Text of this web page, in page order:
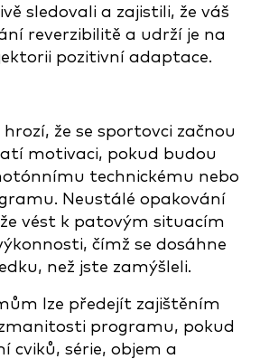
sledovali a zajistili, že váš
reverzibilitě a udrží je na
pozitivní adaptace.
že se sportovci začnou
motivaci, pokud budou
technickému nebo
Neustálé opakování
vést k patovým situacím
čímž se dosáhne
než jste zamýšleli.
lze předejít zajištěním
programu, pokud
cviků, série, objem a